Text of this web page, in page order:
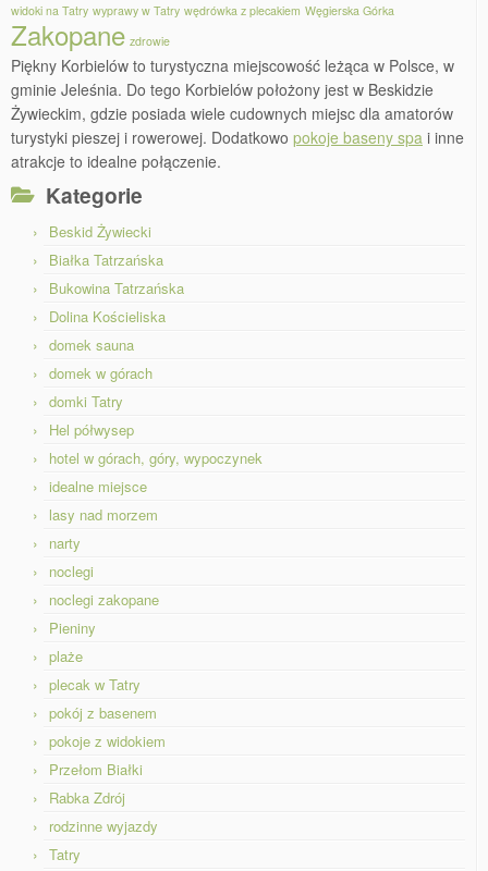
widoki na Tatry wyprawy w Tatry wędrówka z plecakiem Węgierska Górka
Zakopane zdrowie
Piękny Korbielów to turystyczna miejscowość leżąca w Polsce, w
gminie Jeleśnia. Do tego Korbielów położony jest w Beskidzie
Żywieckim, gdzie posiada wiele cudownych miejsc dla amatorów
turystyki pieszej i rowerowej. Dodatkowo pokoje baseny spa i inne
atrakcje to idealne połączenie.
Kategorie
Beskid Żywiecki
Białka Tatrzańska
Bukowina Tatrzańska
Dolina Kościeliska
domek sauna
domek w górach
domki Tatry
Hel półwysep
hotel w górach, góry, wypoczynek
idealne miejsce
lasy nad morzem
narty
noclegi
noclegi zakopane
Pieniny
plaże
plecak w Tatry
pokój z basenem
pokoje z widokiem
Przełom Białki
Rabka Zdrój
rodzinne wyjazdy
Tatry